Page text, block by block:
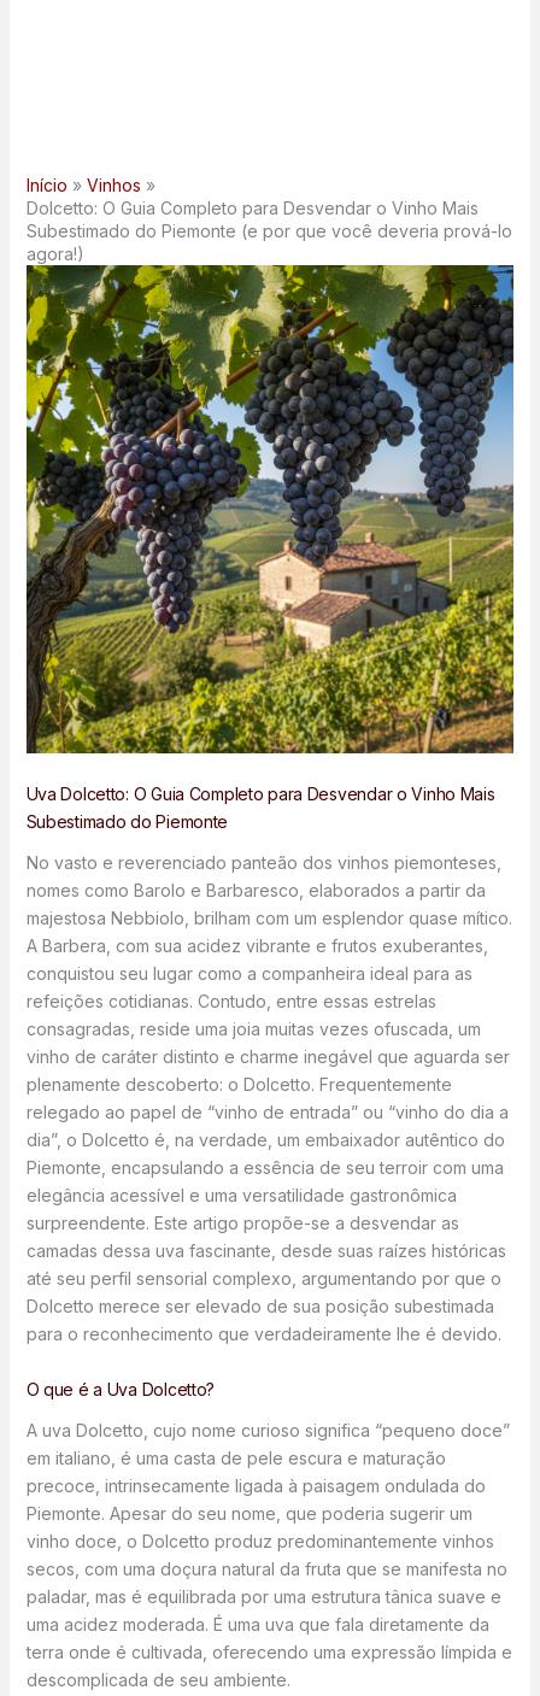
Início
Vinhos
Dolcetto: O Guia Completo para Desvendar o Vinho Mais
Subestimado do Piemonte (e por que você deveria prová-lo
agora!)
Uva Dolcetto: O Guia Completo para Desvendar o Vinho Mais
Subestimado do Piemonte
No vasto e reverenciado panteão dos vinhos piemonteses,
nomes como Barolo e Barbaresco, elaborados a partir da
majestosa Nebbiolo, brilham com um esplendor quase mítico.
A Barbera, com sua acidez vibrante e frutos exuberantes,
conquistou seu lugar como a companheira ideal para as
refeições cotidianas. Contudo, entre essas estrelas
consagradas, reside uma joia muitas vezes ofuscada, um
vinho de caráter distinto e charme inegável que aguarda ser
plenamente descoberto: o Dolcetto. Frequentemente
relegado ao papel de “vinho de entrada” ou “vinho do dia a
dia”, o Dolcetto é, na verdade, um embaixador autêntico do
Piemonte, encapsulando a essência de seu terroir com uma
elegância acessível e uma versatilidade gastronômica
surpreendente. Este artigo propõe-se a desvendar as
camadas dessa uva fascinante, desde suas raízes históricas
até seu perfil sensorial complexo, argumentando por que o
Dolcetto merece ser elevado de sua posição subestimada
para o reconhecimento que verdadeiramente lhe é devido.
O que é a Uva Dolcetto?
A uva Dolcetto, cujo nome curioso significa “pequeno doce”
em italiano, é uma casta de pele escura e maturação
precoce, intrinsecamente ligada à paisagem ondulada do
Piemonte. Apesar do seu nome, que poderia sugerir um
vinho doce, o Dolcetto produz predominantemente vinhos
secos, com uma doçura natural da fruta que se manifesta no
paladar, mas é equilibrada por uma estrutura tânica suave e
uma acidez moderada. É uma uva que fala diretamente da
terra onde é cultivada, oferecendo uma expressão límpida e
descomplicada de seu ambiente.